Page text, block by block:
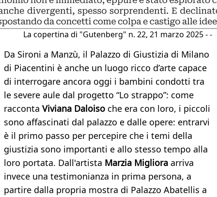
La copertina di "Gutenberg" n. 22, 21 marzo 2025 - -
Da Sironi a Manzù, il Palazzo di Giustizia di Milano
di Piacentini è anche un luogo ricco d’arte capace
di interrogare ancora oggi i bambini condotti tra
le severe aule dal progetto “Lo strappo”: come
racconta Viviana Daloiso che era con loro, i piccoli
sono affascinati dal palazzo e dalle opere: entrarvi
è il primo passo per percepire che i temi della
giustizia sono importanti e allo stesso tempo alla
loro portata. Dall'artista Marzia Migliora arriva
invece una testimonianza in prima persona, a
partire dalla propria mostra di Palazzo Abatellis a